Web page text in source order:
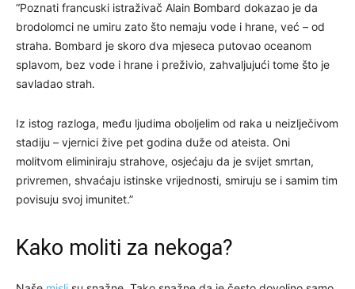
“Poznati francuski istraživač Alain Bombard dokazao je da
brodolomci ne umiru zato što nemaju vode i hrane, već – od
straha. Bombard je skoro dva mjeseca putovao oceanom
splavom, bez vode i hrane i preživio, zahvaljujući tome što je
savladao strah.
Iz istog razloga, među ljudima oboljelim od raka u neizlječivom
stadiju – vjernici žive pet godina duže od ateista. Oni
molitvom eliminiraju strahove, osjećaju da je svijet smrtan,
privremen, shvaćaju istinske vrijednosti, smiruju se i samim tim
povisuju svoj imunitet.”
Kako moliti za nekoga?